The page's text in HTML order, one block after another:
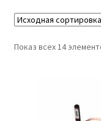
Показ всех 14